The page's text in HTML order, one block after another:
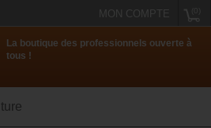
MON COMPTE
La boutique des professionnels ouverte à
tous !